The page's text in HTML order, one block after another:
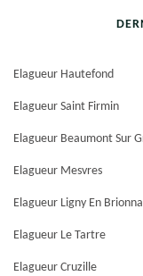
Elagueur Hautefond
Elagueur Saint Firmin
Elagueur Beaumont Sur
Elagueur Mesvres
Elagueur Ligny En
Elagueur Le Tartre
Elagueur Cruzille